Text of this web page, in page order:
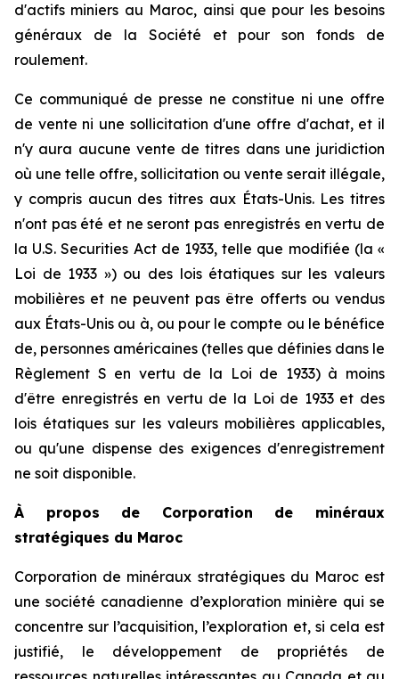
d'actifs miniers au Maroc, ainsi que pour les besoins
généraux de la Société et pour son fonds de
roulement.
Ce communiqué de presse ne constitue ni une offre
de vente ni une sollicitation d'une offre d'achat, et il
n'y aura aucune vente de titres dans une juridiction
où une telle offre, sollicitation ou vente serait illégale,
y compris aucun des titres aux États-Unis. Les titres
n'ont pas été et ne seront pas enregistrés en vertu de
la U.S. Securities Act de 1933, telle que modifiée (la «
Loi de 1933 ») ou des lois étatiques sur les valeurs
mobilières et ne peuvent pas être offerts ou vendus
aux États-Unis ou à, ou pour le compte ou le bénéfice
de, personnes américaines (telles que définies dans le
Règlement S en vertu de la Loi de 1933) à moins
d'être enregistrés en vertu de la Loi de 1933 et des
lois étatiques sur les valeurs mobilières applicables,
ou qu'une dispense des exigences d'enregistrement
ne soit disponible.
À propos de Corporation de minéraux
stratégiques du Maroc
Corporation de minéraux stratégiques du Maroc est
une société canadienne d’exploration minière qui se
concentre sur l’acquisition, l’exploration et, si cela est
justifié, le développement de propriétés de